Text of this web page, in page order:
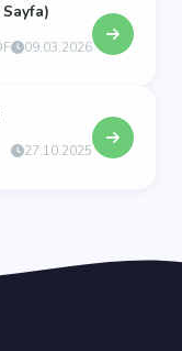
09.03.2026
27.10.2025